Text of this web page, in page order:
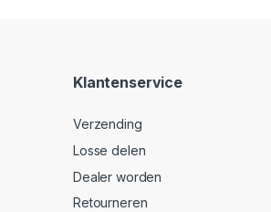
Klantenservice
Verzending
Losse delen
Dealer worden
Retourneren